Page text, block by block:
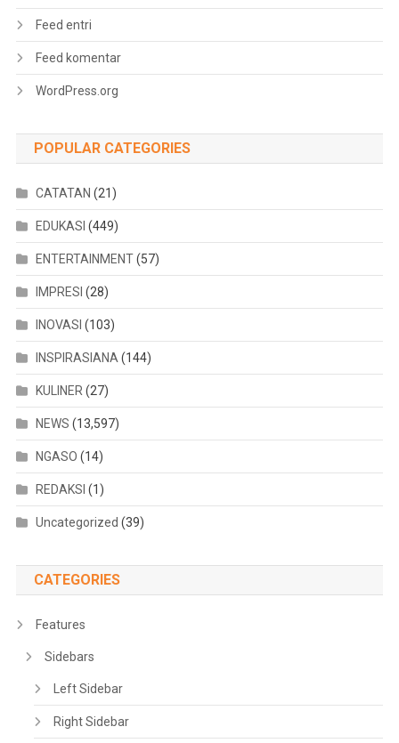
Feed entri
Feed komentar
WordPress.org
POPULAR CATEGORIES
CATATAN (21)
EDUKASI (449)
ENTERTAINMENT(57)
IMPRESI (28)
INOVASI (103)
INSPIRASIANA (144)
KULINER (27)
NEWS (13,597)
NGASO (14)
REDAKSI (1)
Uncategorized (39)
CATEGORIES
Features
Sidebars
Left Sidebar
Right Sidebar